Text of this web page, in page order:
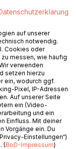
auf unserer
notwendig.
Cookies oder
messen, wie häufig
verwenden
setzen hierzu
ein, wodurch ggf.
Pixel, IP-Adressen
Auf unserer Seite
ein (Video-
und ein
Einfluss. Mit deiner
Vorgänge ein. Du
Einstellungen“)
(BoD-Impressum)